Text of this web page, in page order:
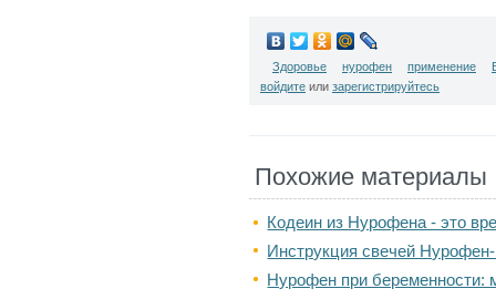
Здоровье нурофен применение
войдите или зарегистрируйтесь
Похожие материалы
Кодеин из Нурофена - это
Инструкция свечей
Нурофен при беременности: